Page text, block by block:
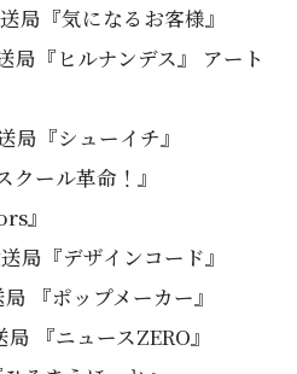
局『気になるお客様』
局『ヒルナンデス』 アート
局『シューイチ』
ール革命！』
』
局『デザインコード』
『ポップメーカー』
『ニュースZERO』